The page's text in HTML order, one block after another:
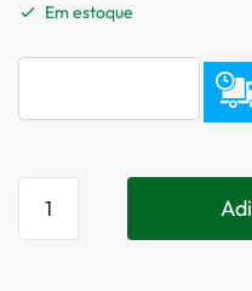
Em estoque